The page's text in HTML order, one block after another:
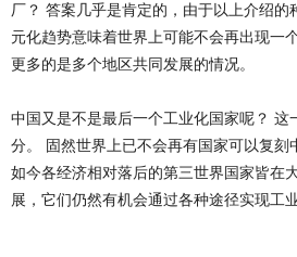
厂？ 答案几乎是肯定的，由于以上介绍的
元化趋势意味着世界上可能不会再出现一
更多的是多个地区共同发展的情况。
中国又是不是最后一个工业化国家呢？ 这
分。 固然世界上已不会再有国家可以复刻
如今各经济相对落后的第三世界国家皆在
展，它们仍然有机会通过各种途径实现工业